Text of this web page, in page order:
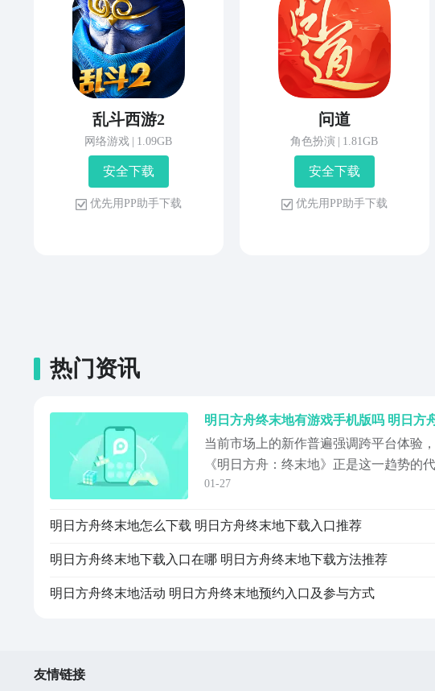
乱斗西游2
网络游戏 1.09GB
安 全 下 载
优 先 用 P P 助 手 下 载
问道
角色扮演 1.81GB
安 全 下 载
优 先 用 P P 助 手 下 载
热门资讯
当前市场上的新作普遍强调跨平台体验
《明日方舟：终末地》正是这一趋势的
正式登陆多个主流平台，包括Android与
景覆盖。对于移动端用户而言，游戏安
01-27
明日方舟终末地怎么下载 明日方舟终末地下载入口推荐
明日方舟终末地下载入口在哪 明日方舟终末地下载方法推荐
明日方舟终末地活动 明日方舟终末地预约入口及参与方式
友情链接